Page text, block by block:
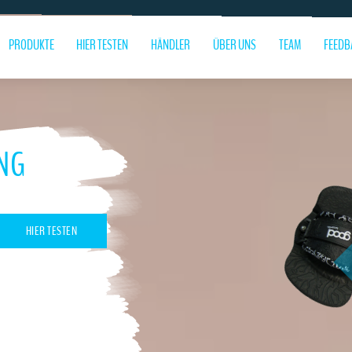
PRODUKTE HIER TESTEN HÄNDLER ÜBER UNS TEAM
HIER TESTEN